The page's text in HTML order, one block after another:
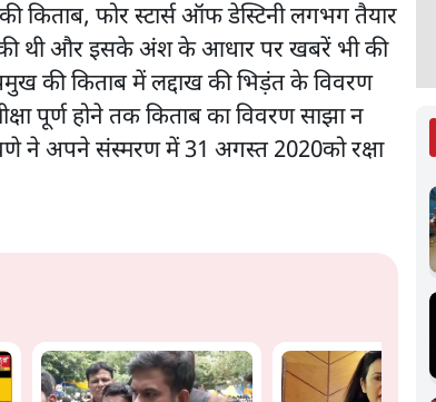
फोर स्टार्स ऑफ डेस्टिनी लगभग तैयार
की थी और इसके अंश के आधार पर खबरें भी की
की किताब में लद्दाख की भिड़ंत के विवरण
पूर्ण होने तक किताब का विवरण साझा न
ने अपने संस्मरण में 31 अगस्त 2020को रक्षा